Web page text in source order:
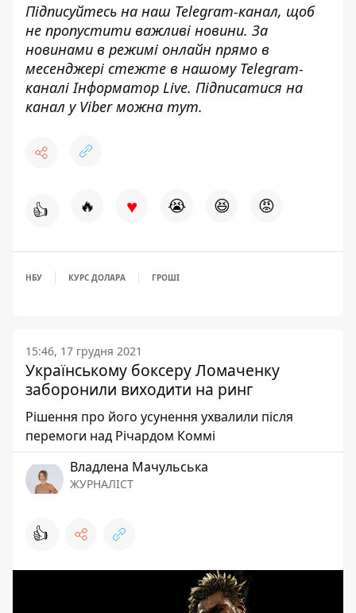
Підписуйтесь на наш Telegram-канал, щоб
не пропустити важливі новини. За
новинами в режимі онлайн прямо в
месенджері стежте в нашому Telegram-
каналі Інформатор Live. Підписатися на
канал у Viber можна тут.
👍 🔥 ♥ 😭 😆 😡
НБУ КУРС ДОЛАРА ГРОШІ
15:46, 17 грудня 2021
Українському боксеру Ломаченку
заборонили виходити на ринг
Рішення про його усунення ухвалили після
перемоги над Річардом Коммі
Владлена Мачульська
ЖУРНАЛІСТ
👍